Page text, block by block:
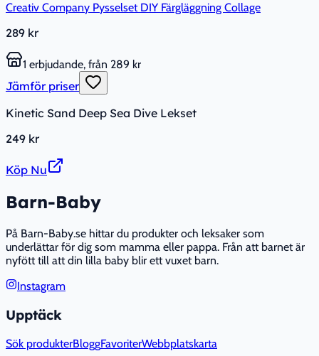
Creativ Company Pysselset DIY Färgläggning Collage
289 kr
1 erbjudande, från 289 kr
Jämför priser
Kinetic Sand Deep Sea Dive Lekset
249 kr
Köp Nu
Barn-Baby
På Barn-Baby.se hittar du produkter och leksaker som
underlättar för dig som mamma eller pappa. Från att barnet är
nyfött till att din lilla baby blir ett vuxet barn.
Instagram
Upptäck
Sök produkterBloggFavoriterWebbplatskarta